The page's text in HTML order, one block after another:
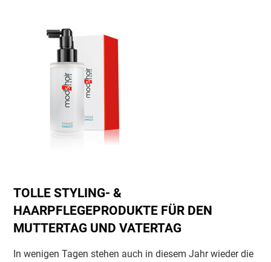
DEIN
TOLLE STYLING- &
HAARPFLEGEPRODUKTE FÜR DEN
MUTTERTAG UND VATERTAG
In wenigen Tagen stehen auch in diesem Jahr wieder die